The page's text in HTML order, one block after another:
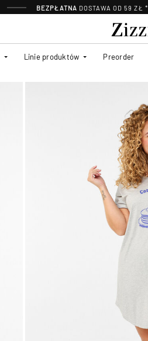
BEZPŁATNA DOSTAWA OD 59 ZŁ *
Linie produktów Preorder